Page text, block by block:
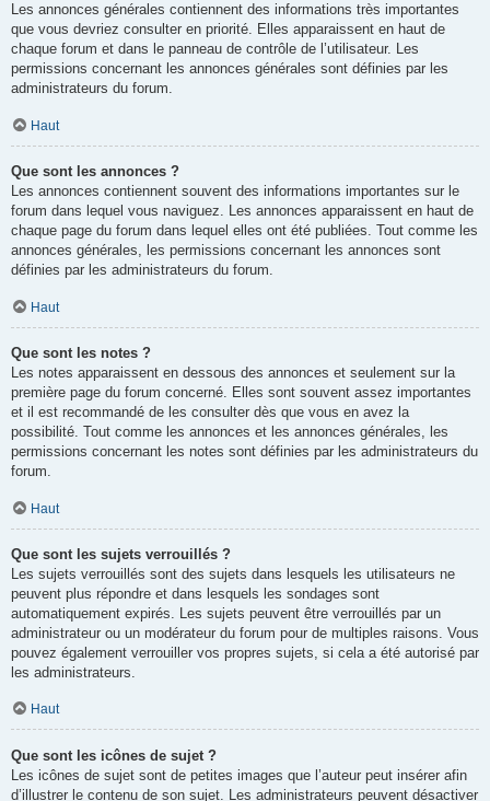
Les annonces générales contiennent des informations très importantes
que vous devriez consulter en priorité. Elles apparaissent en haut de
chaque forum et dans le panneau de contrôle de l’utilisateur. Les
permissions concernant les annonces générales sont définies par les
administrateurs du forum.
Haut
Que sont les annonces ?
Les annonces contiennent souvent des informations importantes sur le
forum dans lequel vous naviguez. Les annonces apparaissent en haut de
chaque page du forum dans lequel elles ont été publiées. Tout comme les
annonces générales, les permissions concernant les annonces sont
définies par les administrateurs du forum.
Haut
Que sont les notes ?
Les notes apparaissent en dessous des annonces et seulement sur la
première page du forum concerné. Elles sont souvent assez importantes
et il est recommandé de les consulter dès que vous en avez la
possibilité. Tout comme les annonces et les annonces générales, les
permissions concernant les notes sont définies par les administrateurs du
forum.
Haut
Que sont les sujets verrouillés ?
Les sujets verrouillés sont des sujets dans lesquels les utilisateurs ne
peuvent plus répondre et dans lesquels les sondages sont
automatiquement expirés. Les sujets peuvent être verrouillés par un
administrateur ou un modérateur du forum pour de multiples raisons. Vous
pouvez également verrouiller vos propres sujets, si cela a été autorisé par
les administrateurs.
Haut
Que sont les icônes de sujet ?
Les icônes de sujet sont de petites images que l’auteur peut insérer afin
d’illustrer le contenu de son sujet. Les administrateurs peuvent désactiver